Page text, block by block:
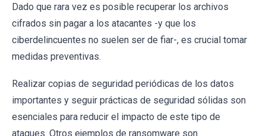
Dado que rara vez es posible recuperar los archivos
cifrados sin pagar a los atacantes -y que los
ciberdelincuentes no suelen ser de fiar-, es crucial tomar
medidas preventivas.
Realizar copias de seguridad periódicas de los datos
importantes y seguir prácticas de seguridad sólidas son
esenciales para reducir el impacto de este tipo de
ataques. Otros ejemplos de ransomware son